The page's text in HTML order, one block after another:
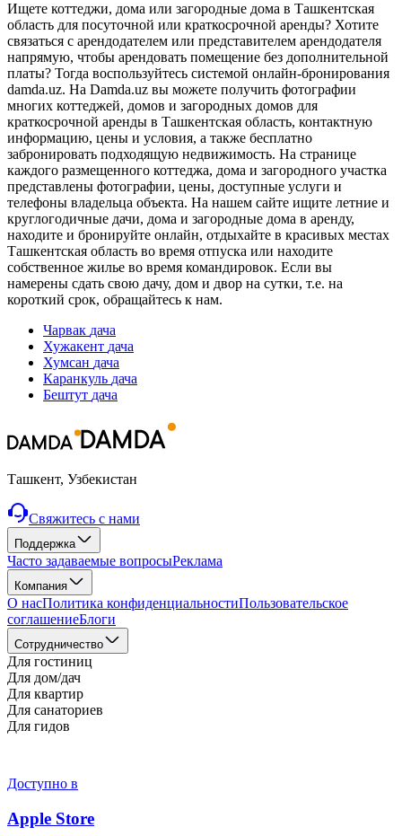
Ищете коттеджи, дома или загородные дома в Ташкентская
область для посуточной или краткосрочной аренды? Хотите
связаться с арендодателем или представителем арендодателя
напрямую, чтобы арендовать помещение без дополнительной
платы? Тогда воспользуйтесь системой онлайн-бронирования
damda.uz. На Damda.uz вы можете получить фотографии
многих коттеджей, домов и загородных домов для
краткосрочной аренды в Ташкентская область, контактную
информацию, цены и условия, а также бесплатно
забронировать подходящую недвижимость. На странице
каждого размещенного коттеджа, дома и загородного участка
представлены фотографии, цены, доступные услуги и
телефоны владельца объекта. На нашем сайте ищите летние и
круглогодичные дачи, дома и загородные дома в аренду,
находите и бронируйте онлайн, отдыхайте в красивых местах
Ташкентская область во время отпуска или находите
собственное жилье во время командировок. Если вы
намерены сдать свою дачу, дом и двор на сутки, т.е. на
короткий срок, обращайтесь к нам.
Чарвак дача
Хужакент дача
Хумсан дача
Каранкуль дача
Бештут дача
Ташкент, Узбекистан
Свяжитесь с нами
Поддержка
Часто задаваемые вопросыРеклама
Компания
О насПолитика конфиденциальностиПользовательское
соглашениеБлоги
Cотрудничество
Для гостиниц
Для дом/дач
Для квартир
Для санаториев
Для гидов
Доступно в
Apple Store